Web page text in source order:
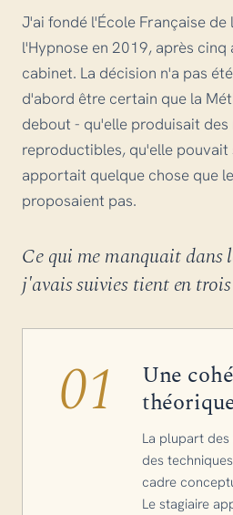
J'ai fondé l'École Française de
l'Hypnose en 2019, après cinq
cabinet. La décision n'a pas
d'abord être certain que la
debout - qu'elle produisait des
reproductibles, qu'elle pouvait
apportait quelque chose que
proposaient pas.
Ce qui me manquait dans
j'avais suivies tient en trois
01
Une
La plupart
des
cadre
Le stagiaire